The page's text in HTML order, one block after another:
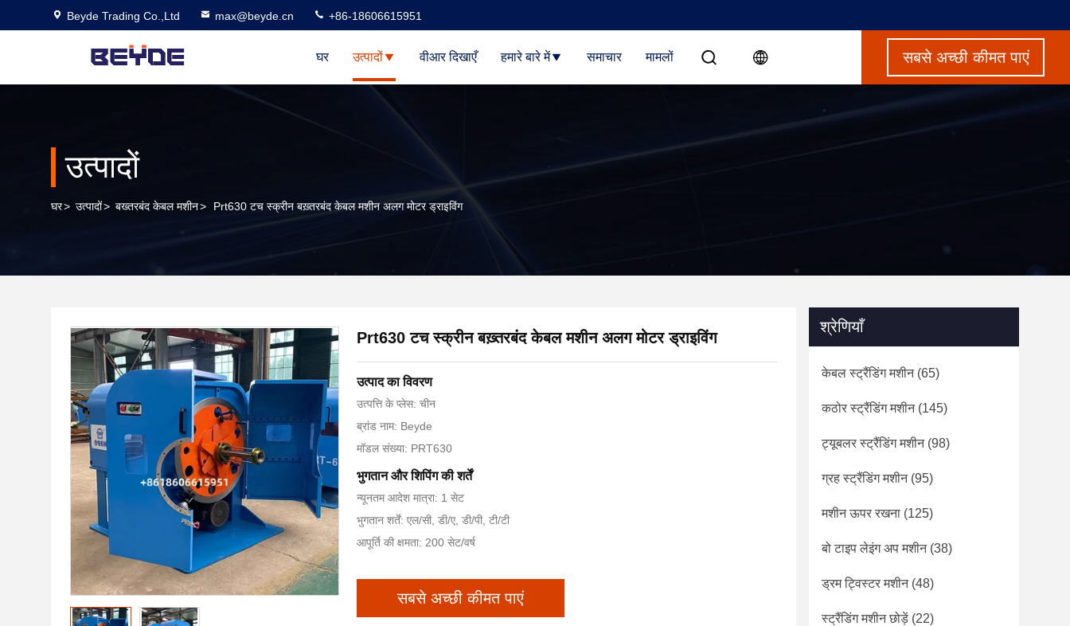
Beyde Trading Co.,Ltd max@beyde.cn +86-18606615951
घर उत्पादों वीआर दिखाएँ हमारे बारे में समाचार मामलों सबसे अच्छी कीमत पाएं
उत्पादों
घर> उत्पादों> बख्तरबंद केबल मशीन> Prt630 टच स्क्रीन बख़्तरबंद केबल मशीन अलग मोटर ड्राइविंग
Prt630 टच स्क्रीन बख़्तरबंद केबल मशीन अलग मोटर ड्राइविंग
उत्पाद का विवरण
उत्पत्ति के प्लेस: चीन
ब्रांड नाम: Beyde
मॉडल संख्या: PRT630
भुगतान और शिपिंग की शर्तें
न्यूनतम आदेश मात्रा: 1 सेट
भुगतान शर्तें: एल/सी, डी/ए, डी/पी, टी/टी
आपूर्ति की क्षमता: 200 सेट/वर्ष
सबसे अच्छी कीमत पाएं
श्रेणियाँ
केबल स्ट्रैंडिंग मशीन(65)
कठोर स्ट्रैंडिंग मशीन(145)
ट्यूबलर स्ट्रैंडिंग मशीन(98)
ग्रह स्ट्रैंडिंग मशीन(95)
मशीन ऊपर रखना (125)
बो टाइप लेइंग अप मशीन(38)
ड्रम ट्विस्टर मशीन(48)
स्ट्रैंडिंग मशीन छोड़ें (22)